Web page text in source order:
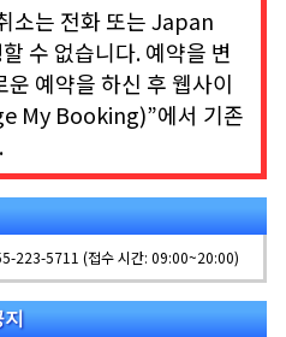
소는 전화 또는 Japan
수 없습니다. 예약을 변
예약을 하신 후 웹사이
My Booking)”에서 기존
223-5711 (접수 시간: 09:00~20:00)
지